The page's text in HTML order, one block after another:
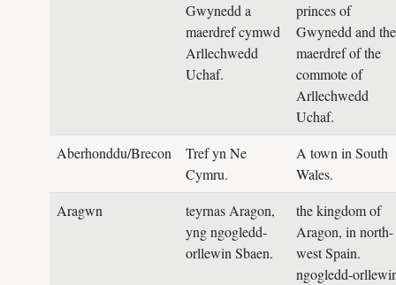
Gwynedd a
maerdref cymwd
Arllechwedd
Uchaf.
princes of
Gwynedd and the
maerdref of the
commote of
Arllechwedd
Uchaf.
Aberhonddu/Brecon
Tref yn Ne
Cymru.
A town in South
Wales.
Aragwn
teyrnas Aragon,
yng ngogledd-
orllewin Sbaen.
the kingdom of
Aragon, in north-
west Spain.
ngogledd-